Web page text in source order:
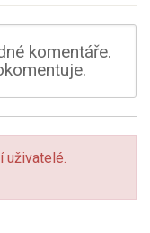
komentáře.
uživatelé.